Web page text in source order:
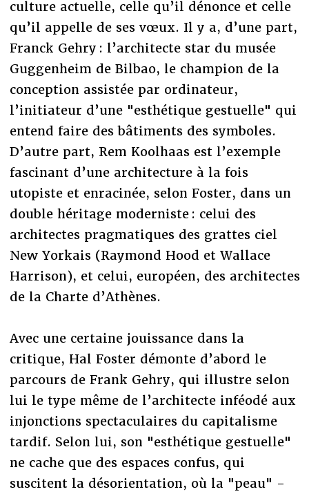
culture actuelle, celle qu’il dénonce et celle
qu’il appelle de ses vœux. Il y a, d’une part,
Franck Gehry : l’architecte star du musée
Guggenheim de Bilbao, le champion de la
conception assistée par ordinateur,
l’initiateur d’une "esthétique gestuelle" qui
entend faire des bâtiments des symboles.
D’autre part, Rem Koolhaas est l’exemple
fascinant d’une architecture à la fois
utopiste et enracinée, selon Foster, dans un
double héritage moderniste : celui des
architectes pragmatiques des grattes ciel
New Yorkais (Raymond Hood et Wallace
Harrison), et celui, européen, des architectes
de la Charte d’Athènes.
Avec une certaine jouissance dans la
critique, Hal Foster démonte d’abord le
parcours de Frank Gehry, qui illustre selon
lui le type même de l’architecte inféodé aux
injonctions spectaculaires du capitalisme
tardif. Selon lui, son "esthétique gestuelle"
ne cache que des espaces confus, qui
suscitent la désorientation, où la "peau" -